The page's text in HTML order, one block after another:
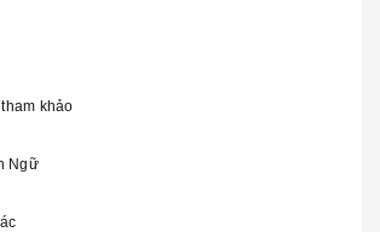
khảo
Ngữ